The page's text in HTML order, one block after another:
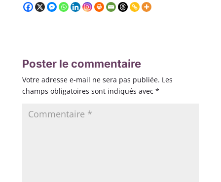
Poster le commentaire
Votre adresse e-mail ne sera pas publiée. Les
champs obligatoires sont indiqués avec *